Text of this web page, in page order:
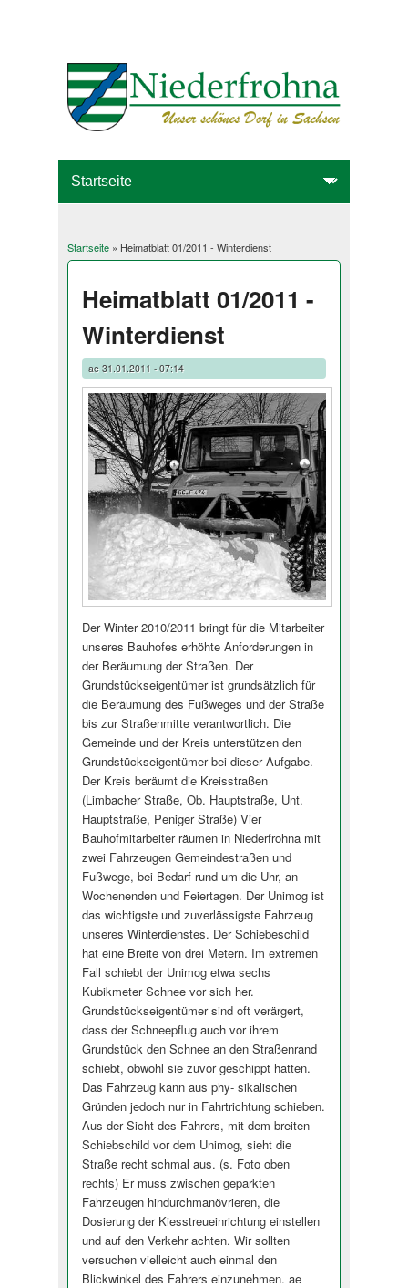
Sie sind hier
Startseite» Heimatblatt 01/2011 - Winterdienst
Heimatblatt 01/2011 -
Winterdienst
ae31.01.2011 - 07:14
Der Winter 2010/2011 bringt für die Mitarbeiter
unseres Bauhofes erhöhte Anforderungen in
der Beräumung der Straßen. Der
Grundstücksei­gentümer ist grundsätzlich für
die Beräumung des Fußweges und der Straße
bis zur Straßenmitte verantwortlich. Die
Gemeinde und der Kreis unterstützen den
Grundstücksei­gentümer bei dieser Aufgabe.
Der Kreis beräumt die Kreisstraßen
(Limbacher Straße, Ob. Hauptstraße, Unt.
Hauptstraße, Peniger Straße) Vier
Bauhofmitarbeiter räumen in Niederfrohna mit
zwei Fahrzeugen Gemeindestraßen und
Fußwege, bei Bedarf rund um die Uhr, an
Wochenenden und Feiertagen. Der Unimog ist
das wichtigste und zuverlässigste Fahrzeug
unseres Winterdienstes. Der Schiebeschild
hat eine Breite von drei Metern. Im extremen
Fall schiebt der Unimog etwa sechs
Kubikmeter Schnee vor sich her.
Grundstücksei­gentümer sind oft verärgert,
dass der Schneepflug auch vor ihrem
Grundstück den Schnee an den Straßenrand
schiebt, obwohl sie zuvor geschippt hatten.
Das Fahrzeug kann aus phy- sikalischen
Gründen jedoch nur in Fahrtrichtung schieben.
Aus der Sicht des Fahrers, mit dem breiten
Schiebschild vor dem Unimog, sieht die
Straße recht schmal aus. (s. Foto oben
rechts) Er muss zwischen geparkten
Fahrzeugen hindurchmanövri­eren, die
Dosierung der Kiesstreueinrichtung einstellen
und auf den Verkehr achten. Wir sollten
versuchen vielleicht auch einmal den
Blickwinkel des Fahrers einzunehmen. ae